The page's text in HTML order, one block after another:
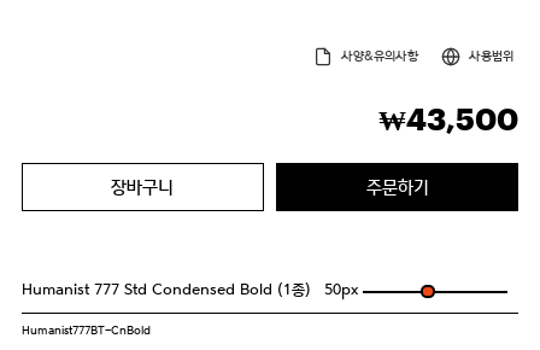
사양&유의사항 사용범위
₩43,500
장바구니 주문하기
Humanist 777 Std Condensed Bold (1종) 50px
Humanist777BT-CnBold